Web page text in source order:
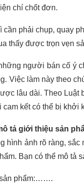
chí chốt đơn.
cần phải chụp, quay
thấy được trọn vẹn
người bán cố ý
Việc làm này theo
lâu dài. Theo
kết có thể bị khởi
tả giới thiệu sản
hình ảnh rõ ràng,
Bạn có thể mô tả
sản phẩm:…….